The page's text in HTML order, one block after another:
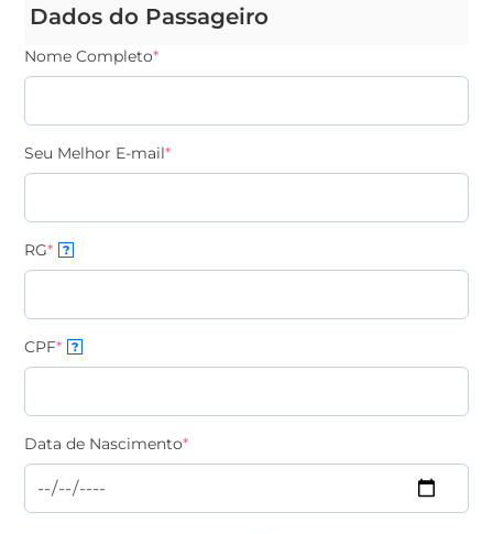
Dados do Passageiro
Nome Completo*
Seu Melhor E-mail*
RG* ?
CPF* ?
Data de Nascimento*